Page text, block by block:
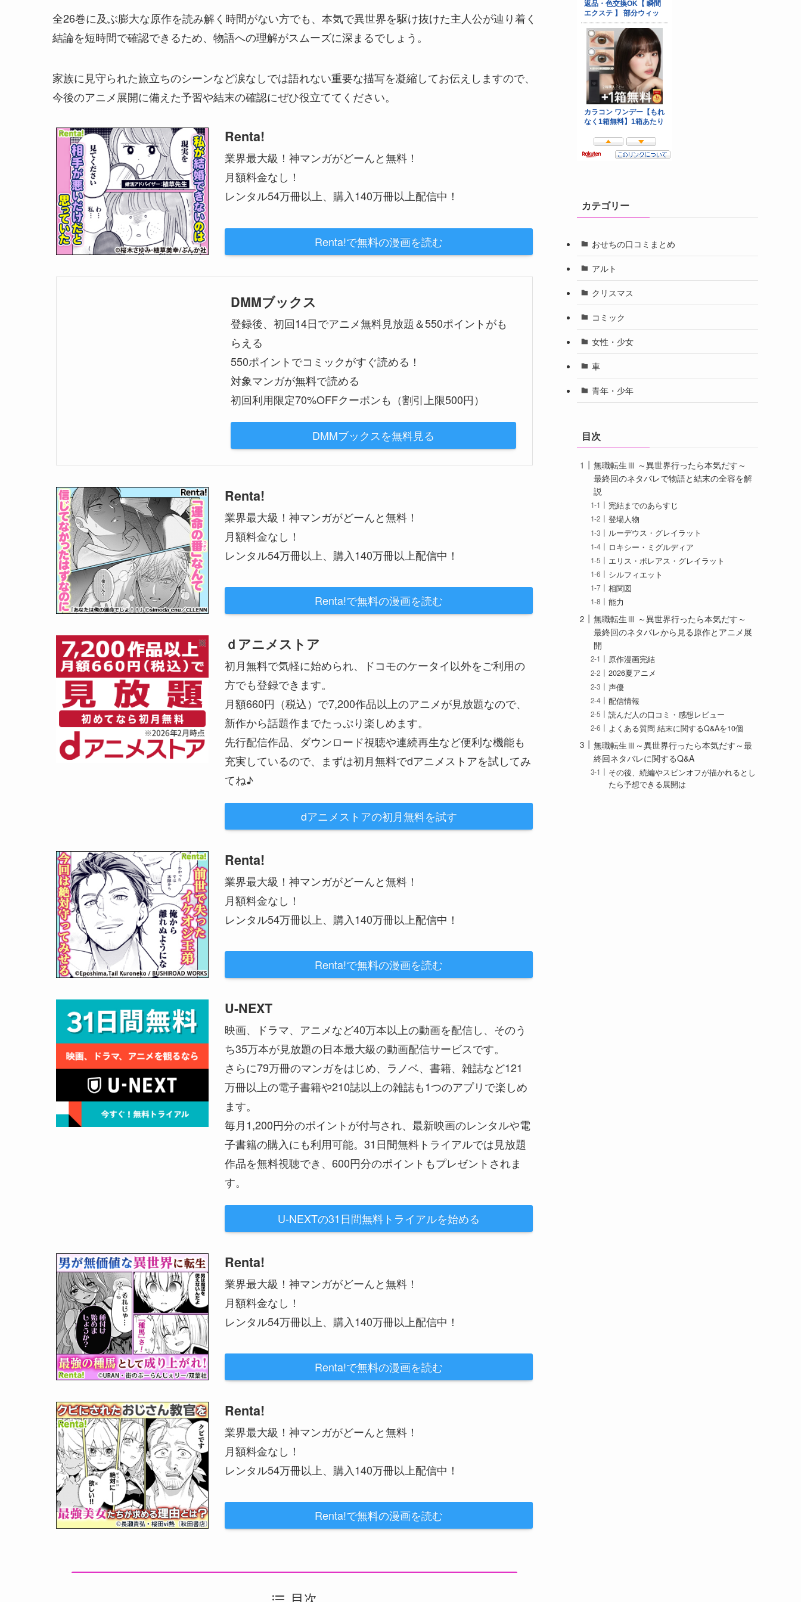
全26巻に及ぶ膨大な原作を読み解く時間がない方でも、本気で異世界を駆け抜けた主人公が辿り着く
結論を短時間で確認できるため、物語への理解がスムーズに深まるでしょう。
家族に見守られた旅立ちのシーンなど涙なしでは語れない重要な描写を凝縮してお伝えしますので、
今後のアニメ展開に備えた予習や結末の確認にぜひ役立ててください。
Renta!
業界最大級！神マンガがどーんと無料！
月額料金なし！
レンタル54万冊以上、購入140万冊以上配信中！
Renta!で無料の漫画を読む
DMMブックス
登録後、初回14日でアニメ無料見放題＆550ポイントがも
らえる
550ポイントでコミックがすぐ読める！
対象マンガが無料で読める
初回利用限定70%OFFクーポンも（割引上限500円）
DMMブックスを無料見る
Renta!
業界最大級！神マンガがどーんと無料！
月額料金なし！
レンタル54万冊以上、購入140万冊以上配信中！
Renta!で無料の漫画を読む
ｄアニメストア
初月無料で気軽に始められ、ドコモのケータイ以外をご利用の
方でも登録できます。
月額660円（税込）で7,200作品以上のアニメが見放題なので、
新作から話題作までたっぷり楽しめます。
先行配信作品、ダウンロード視聴や連続再生など便利な機能も
充実しているので、まずは初月無料でdアニメストアを試してみ
てね♪
dアニメストアの初月無料を試す
Renta!
業界最大級！神マンガがどーんと無料！
月額料金なし！
レンタル54万冊以上、購入140万冊以上配信中！
Renta!で無料の漫画を読む
U-NEXT
映画、ドラマ、アニメなど40万本以上の動画を配信し、そのう
ち35万本が見放題の日本最大級の動画配信サービスです。
さらに79万冊のマンガをはじめ、ラノベ、書籍、雑誌など121
万冊以上の電子書籍や210誌以上の雑誌も1つのアプリで楽しめ
ます。
毎月1,200円分のポイントが付与され、最新映画のレンタルや電
子書籍の購入にも利用可能。31日間無料トライアルでは見放題
作品を無料視聴でき、600円分のポイントもプレゼントされま
す。
U-NEXTの31日間無料トライアルを始める
Renta!
業界最大級！神マンガがどーんと無料！
月額料金なし！
レンタル54万冊以上、購入140万冊以上配信中！
Renta!で無料の漫画を読む
Renta!
業界最大級！神マンガがどーんと無料！
月額料金なし！
レンタル54万冊以上、購入140万冊以上配信中！
Renta!で無料の漫画を読む
目次
カテゴリー
おせちの口コミまとめ
アルト
クリスマス
コミック
女性・少女
車
青年・少年
目次
無職転生Ⅲ ～異世界行ったら本気だす～
最終回のネタバレで物語と結末の全容を解
説
完結までのあらすじ
登場人物
ルーデウス・グレイラット
ロキシー・ミグルディア
エリス・ボレアス・グレイラット
シルフィエット
相関図
能力
無職転生Ⅲ ～異世界行ったら本気だす～
最終回のネタバレから見る原作とアニメ展
開
原作漫画完結
2026夏アニメ
声優
配信情報
読んだ人の口コミ・感想レビュー
よくある質問 結末に関するQ&Aを10個
無職転生Ⅲ～異世界行ったら本気だす～最
終回ネタバレに関するQ&A
その後、続編やスピンオフが描かれるとし
たら予想できる展開は